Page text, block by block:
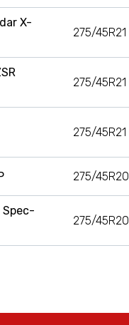
X-
275/45R21
275/45R21
275/45R21
275/45R20
Spec-
275/45R20